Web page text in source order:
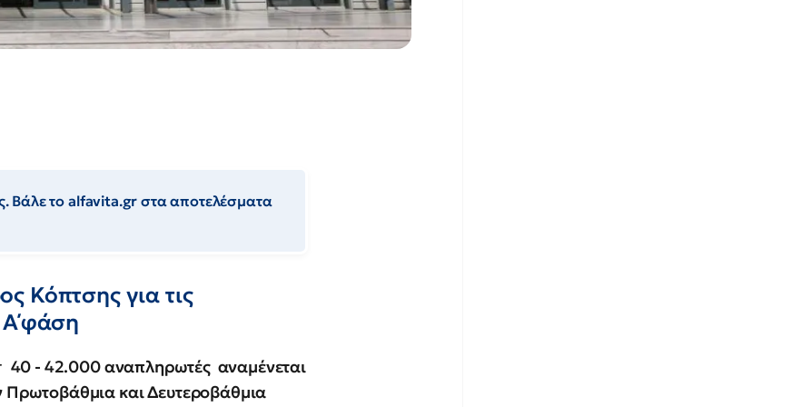
Βάλε το alfavita.gr στα αποτελέσματα
Κόπτσης για τις
40 - 42.000 αναπληρωτές αναμένεται
και Δευτεροβάθμια